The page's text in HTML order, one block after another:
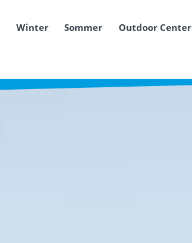
Winter Sommer Outdoor Center